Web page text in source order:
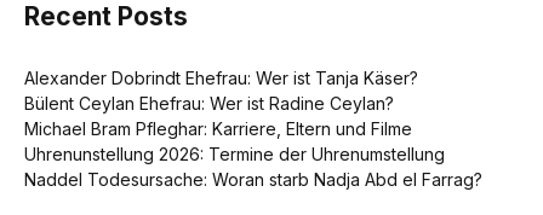
Recent Posts
Alexander Dobrindt Ehefrau: Wer ist Tanja Käser?
Bülent Ceylan Ehefrau: Wer ist Radine Ceylan?
Michael Bram Pfleghar: Karriere, Eltern und Filme
Uhrenunstellung 2026: Termine der Uhrenumstellung
Naddel Todesursache: Woran starb Nadja Abd el Farrag?